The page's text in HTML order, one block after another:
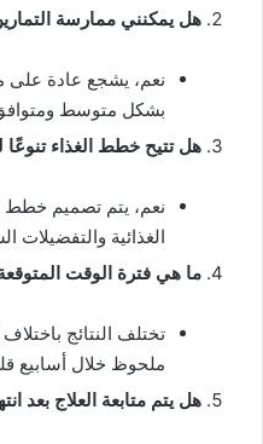
هل يمكنني ممارسة
نعم، يشجع عادة على
بشكل متوسط
هل تتيح خطط الغذاء تنوعًا
نعم، يتم تصميم خطط
الغذائية والتفضيلات
ما هي فترة الوقت المتوقعة
تختلف النتائج
ملحوظ خلال أسابيع
هل يتم متابعة العلاج بعد